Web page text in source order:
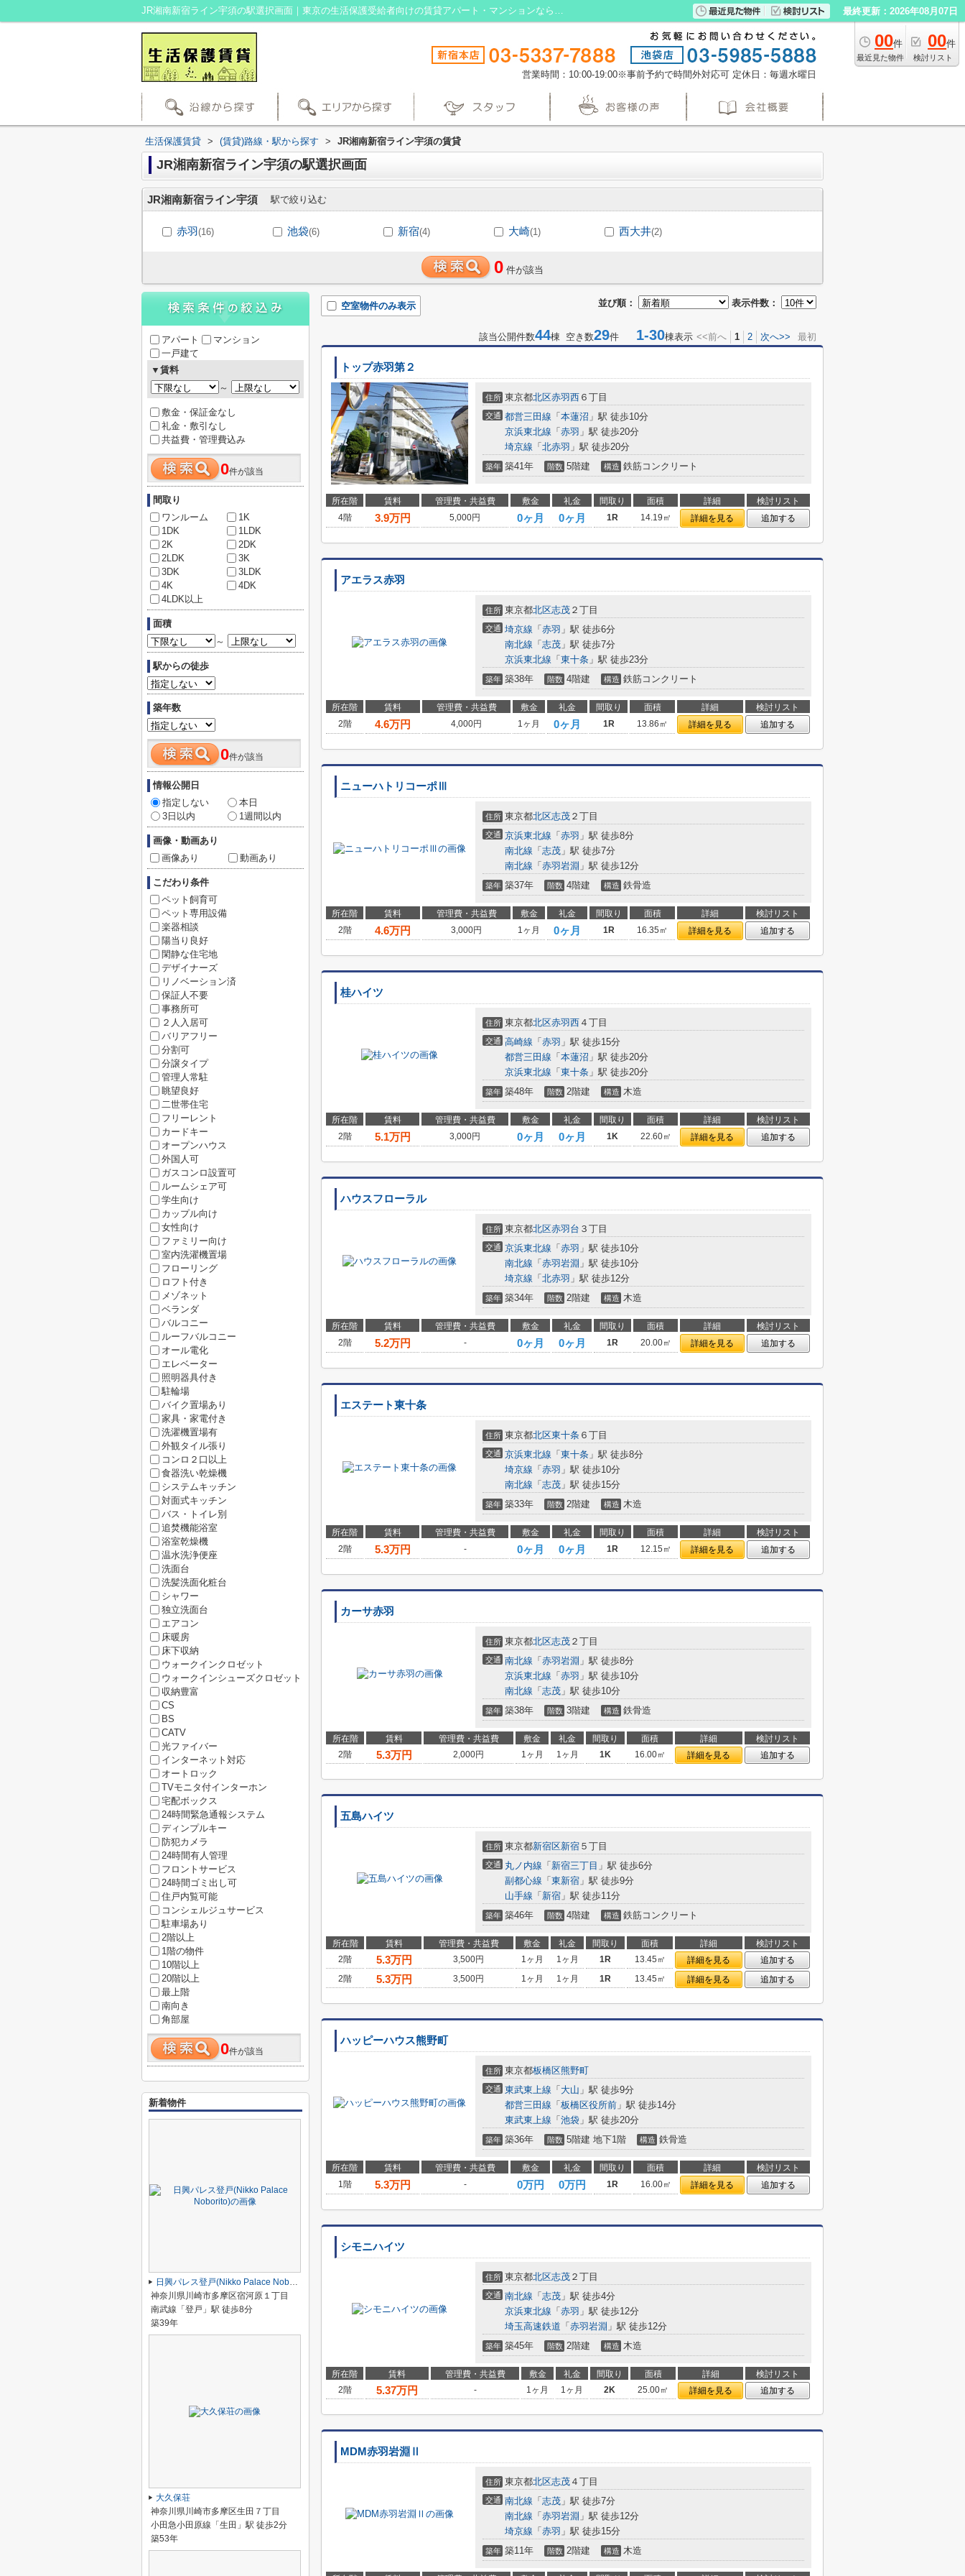
JR湘南新宿ライン宇須の駅選択画面｜東京の生活保護受給者向けの賃貸アパート・マンションなら生活保護賃貸 最終更新：2026年08月07日
00件
最近見た物件
00件
検討リスト
営業時間：10:00-19:00※事前予約で時間外対応可 定休日：毎週水曜日
生活保護賃貸 > (賃貸)路線・駅から探す > JR湘南新宿ライン宇須の賃貸
JR湘南新宿ライン宇須の駅選択画面
JR湘南新宿ライン宇須 駅で絞り込む
赤羽(16) 池袋(6) 新宿(4) 大崎(1) 西大井(2)
0 件が該当
並び順： 表示件数：
空室物件のみ表示
該当公開件数44棟 空き数29件 1-30棟表示 <<前へ 1 2 次へ>> 最初
トップ赤羽第２
住所 東京都北区赤羽西 ６丁目
交通 都営三田線 「 本蓮沼 」駅 徒歩10分
京浜東北線 「 赤羽 」駅 徒歩20分
埼京線 「 北赤羽 」駅 徒歩20分
築年 築41年 階数 5階建 構造 鉄筋コンクリート
所在階 賃料 管理費・共益費 敷金 礼金 間取り 面積 詳細
検討リスト
4階
3.9万円 5,000円 0ヶ月 0ヶ月 1R 14.19㎡ 詳細を見る 追加する
アエラス赤羽
住所 東京都北区志茂 ２丁目
交通 埼京線 「 赤羽 」駅 徒歩6分
南北線 「 志茂 」駅 徒歩7分
京浜東北線 「 東十条 」駅 徒歩23分
築年 築38年 階数 4階建 構造 鉄筋コンクリート
所在階 賃料 管理費・共益費 敷金 礼金 間取り 面積 詳細
検討リスト
2階
4.6万円 4,000円 1ヶ月 0ヶ月 1R 13.86㎡ 詳細を見る 追加する
ニューハトリコーポⅢ
住所 東京都北区志茂 ２丁目
交通 京浜東北線 「 赤羽 」駅 徒歩8分
南北線 「 志茂 」駅 徒歩7分
南北線 「 赤羽岩淵 」駅 徒歩12分
築年 築37年 階数 4階建 構造 鉄骨造
所在階 賃料 管理費・共益費 敷金 礼金 間取り 面積 詳細
検討リスト
2階
4.6万円 3,000円 1ヶ月 0ヶ月 1R 16.35㎡ 詳細を見る 追加する
桂ハイツ
住所 東京都北区赤羽西 ４丁目
交通 高崎線 「 赤羽 」駅 徒歩15分
都営三田線 「 本蓮沼 」駅 徒歩20分
京浜東北線 「 東十条 」駅 徒歩20分
築年 築48年 階数 2階建 構造 木造
所在階 賃料 管理費・共益費 敷金 礼金 間取り 面積 詳細
検討リスト
2階
5.1万円 3,000円 0ヶ月 0ヶ月 1K 22.60㎡ 詳細を見る 追加する
ハウスフローラル
住所 東京都北区赤羽台 ３丁目
交通 京浜東北線 「 赤羽 」駅 徒歩10分
南北線 「 赤羽岩淵 」駅 徒歩10分
埼京線 「 北赤羽 」駅 徒歩12分
築年 築34年 階数 2階建 構造 木造
所在階 賃料 管理費・共益費 敷金 礼金 間取り 面積 詳細
検討リスト
2階
5.2万円 - 0ヶ月 0ヶ月 1R 20.00㎡ 詳細を見る 追加する
エステート東十条
住所 東京都北区東十条 ６丁目
交通 京浜東北線 「 東十条 」駅 徒歩8分
埼京線 「 赤羽 」駅 徒歩10分
南北線 「 志茂 」駅 徒歩15分
築年 築33年 階数 2階建 構造 木造
所在階 賃料 管理費・共益費 敷金 礼金 間取り 面積 詳細
検討リスト
2階
5.3万円 - 0ヶ月 0ヶ月 1R 12.15㎡ 詳細を見る 追加する
カーサ赤羽
住所 東京都北区志茂 ２丁目
交通 南北線 「 赤羽岩淵 」駅 徒歩8分
京浜東北線 「 赤羽 」駅 徒歩10分
南北線 「 志茂 」駅 徒歩10分
築年 築38年 階数 3階建 構造 鉄骨造
所在階 賃料 管理費・共益費 敷金 礼金 間取り 面積 詳細
検討リスト
2階
5.3万円 2,000円 1ヶ月 1ヶ月 1K 16.00㎡ 詳細を見る 追加する
五島ハイツ
住所 東京都新宿区新宿 ５丁目
交通 丸ノ内線 「 新宿三丁目 」駅 徒歩6分
副都心線 「 東新宿 」駅 徒歩9分
山手線 「 新宿 」駅 徒歩11分
築年 築46年 階数 4階建 構造 鉄筋コンクリート
所在階 賃料 管理費・共益費 敷金 礼金 間取り 面積 詳細
検討リスト
2階
5.3万円 3,500円 1ヶ月 1ヶ月 1R 13.45㎡ 詳細を見る
追加する
2階
5.3万円 3,500円 1ヶ月 1ヶ月 1R 13.45㎡ 詳細を見る 追加する
ハッピーハウス熊野町
住所 東京都板橋区熊野町
交通 東武東上線 「 大山 」駅 徒歩9分
都営三田線 「 板橋区役所前 」駅 徒歩14分
東武東上線 「 池袋 」駅 徒歩20分
築年 築36年 階数 5階建 地下1階 構造 鉄骨造
所在階 賃料 管理費・共益費 敷金 礼金 間取り 面積 詳細
検討リスト
1階
5.3万円 - 0万円 0万円 1R 16.00㎡ 詳細を見る 追加する
シモニハイツ
住所 東京都北区志茂 ２丁目
交通 南北線 「 志茂 」駅 徒歩4分
京浜東北線 「 赤羽 」駅 徒歩12分
埼玉高速鉄道 「 赤羽岩淵 」駅 徒歩12分
築年 築45年 階数 2階建 構造 木造
所在階 賃料 管理費・共益費 敷金 礼金 間取り 面積 詳細
検討リスト
2階
5.37万円 - 1ヶ月 1ヶ月 2K 25.00㎡ 詳細を見る 追加する
MDM赤羽岩淵Ⅱ
住所 東京都北区志茂 ４丁目
交通 南北線 「 志茂 」駅 徒歩7分
南北線 「 赤羽岩淵 」駅 徒歩12分
埼京線 「 赤羽 」駅 徒歩15分
築年 築11年 階数 2階建 構造 木造
アパート
マンション
一戸建て
▼賃料
～
敷金・保証金なし
礼金・敷引なし
共益費・管理費込み
0件が該当
間取り
ワンルーム
1K
1DK
1LDK
2K
2DK
2LDK
3K
3DK
3LDK
4K
4DK
4LDK以上
面積
～
駅からの徒歩
築年数
0件が該当
情報公開日
指定しない
本日
3日以内
1週間以内
画像・動画あり
画像あり
動画あり
こだわり条件
ペット飼育可
ペット専用設備
楽器相談
陽当り良好
閑静な住宅地
デザイナーズ
リノベーション済
保証人不要
事務所可
２人入居可
バリアフリー
分割可
分譲タイプ
管理人常駐
眺望良好
二世帯住宅
フリーレント
カードキー
オープンハウス
外国人可
ガスコンロ設置可
ルームシェア可
学生向け
カップル向け
女性向け
ファミリー向け
室内洗濯機置場
フローリング
ロフト付き
メゾネット
ベランダ
バルコニー
ルーフバルコニー
オール電化
エレベーター
照明器具付き
駐輪場
バイク置場あり
家具・家電付き
洗濯機置場有
外観タイル張り
コンロ２口以上
食器洗い乾燥機
システムキッチン
対面式キッチン
バス・トイレ別
追焚機能浴室
浴室乾燥機
温水洗浄便座
洗面台
洗髪洗面化粧台
シャワー
独立洗面台
エアコン
床暖房
床下収納
ウォークインクロゼット
ウォークインシューズクロゼット
収納豊富
CS
BS
CATV
光ファイバー
インターネット対応
オートロック
TVモニタ付インターホン
宅配ボックス
24時間緊急通報システム
ディンプルキー
防犯カメラ
24時間有人管理
フロントサービス
24時間ゴミ出し可
住戸内覧可能
コンシェルジュサービス
駐車場あり
2階以上
1階の物件
10階以上
20階以上
最上階
南向き
角部屋
0件が該当
新着物件
日興パレス登戸(Nikko Palace Noborito)
神奈川県川崎市多摩区宿河原１丁目
南武線「登戸」駅 徒歩8分
築39年
大久保荘
神奈川県川崎市多摩区生田７丁目
小田急小田原線「生田」駅 徒歩2分
築53年